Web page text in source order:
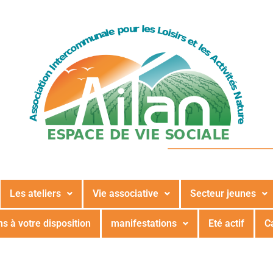
Les ateliers Vie associative Secteur jeunes
à votre disposition manifestations Eté actif